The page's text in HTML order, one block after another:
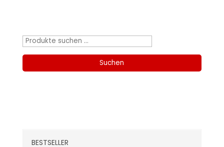
Suchen
Suchen
BESTSELLER